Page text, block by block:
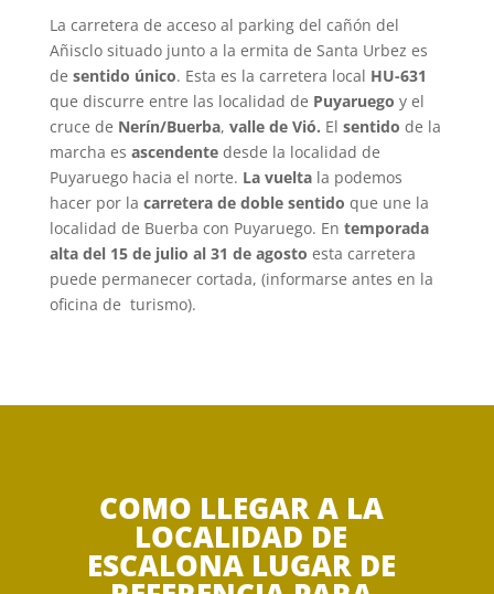
La carretera de acceso al parking del cañón del
Añisclo situado junto a la ermita de Santa Urbez es
de sentido único. Esta es la carretera local HU-631
que discurre entre las localidad de Puyaruego y el
cruce de Nerín/Buerba, valle de Vió. El sentido de la
marcha es ascendentedesde la localidad de
Puyaruego hacia el norte. La vueltala podemos
hacer por la carretera de doble sentido que une la
localidad de Buerba con Puyaruego. En temporada
alta del 15 de julio al 31 de agosto esta carretera
puede permanecer cortada, (informarse antes en la
oficina de turismo).
COMO LLEGAR A LA
LOCALIDAD DE
ESCALONA LUGAR DE